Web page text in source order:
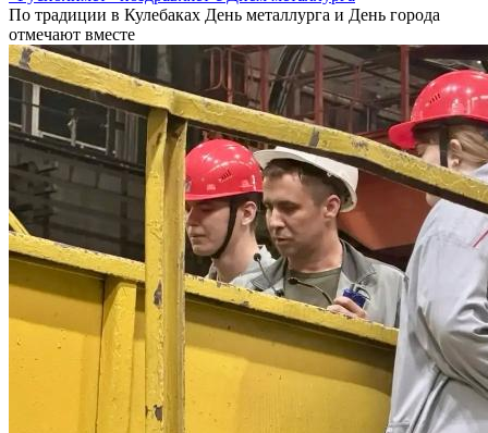
По традиции в Кулебаках День металлурга и День города
отмечают вместе